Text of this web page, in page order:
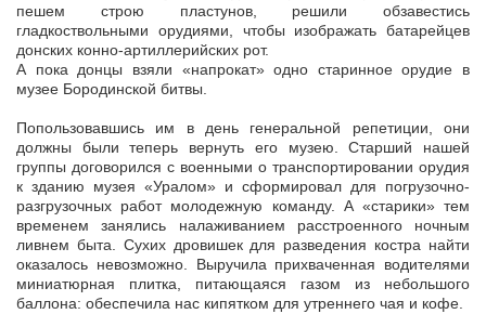
пешем строю пластунов, решили обзавестись
гладкоствольными орудиями, чтобы изображать батарейцев
донских конно-артиллерийских рот.
А пока донцы взяли «напрокат» одно старинное орудие в
музее Бородинской битвы.
Попользовавшись им в день генеральной репетиции, они
должны были теперь вернуть его музею. Старший нашей
группы договорился с военными о транспортировании орудия
к зданию музея «Уралом» и сформировал для погрузочно-
разгрузочных работ молодежную команду. А «старики» тем
временем занялись налаживанием расстроенного ночным
ливнем быта. Сухих дровишек для разведения костра найти
оказалось невозможно. Выручила прихваченная водителями
миниатюрная плитка, питающаяся газом из небольшого
баллона: обеспечила нас кипятком для утреннего чая и кофе.